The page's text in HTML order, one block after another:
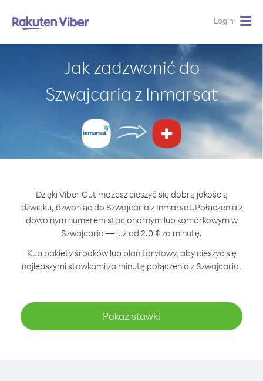
Login
Jak zadzwonić do
Szwajcaria z Inmarsat
Dzięki Viber Out możesz cieszyć się dobrą jakością
dźwięku, dzwoniąc do Szwajcaria z Inmarsat.Połączenia z
dowolnym numerem stacjonarnym lub komórkowym w
Szwajcaria — już od 2.0 ¢ za minutę.
Kup pakiety środków lub plan taryfowy, aby cieszyć się
najlepszymi stawkami za minutę połączenia z Szwajcaria.
Pokaż stawki